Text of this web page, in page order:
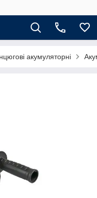
акумуляторні